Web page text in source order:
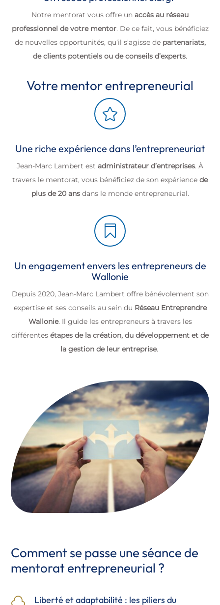
Notre mentorat vous offre un accès au réseau
professionnel de votre mentor. De ce fait, vous bénéficiez
de nouvelles opportunités, qu’il s’agisse de partenariats,
de clients potentiels ou de conseils d’experts.
Votre mentor entrepreneurial

Une riche expérience dans l’entrepreneuriat
Jean-Marc Lambert est administrateur d’entreprises. À
travers le mentorat, vous bénéficiez de son expérience de
plus de 20 ans dans le monde entrepreneurial.

Un engagement envers les entrepreneurs de
Wallonie
Depuis 2020, Jean-Marc Lambert offre bénévolement son
expertise et ses conseils au sein du Réseau Entreprendre
Wallonie. Il guide les entrepreneurs à travers les
différentes étapes de la création, du développement et de
la gestion de leur entreprise.
Comment se passe une séance de
mentorat entrepreneurial ?

Liberté et adaptabilité : les piliers du